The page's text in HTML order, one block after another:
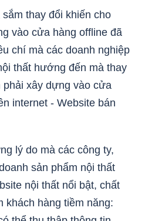
thay đổi khiến cho
vào cửa hàng offline đã
chí mà các doanh nghiệp
thất hướng đến mà thay
phải xây dựng vào cửa
internet - Website bán
lý do mà các công ty,
sản phẩm nội thất
nội thất nổi bật, chất
khách hàng tiềm năng: